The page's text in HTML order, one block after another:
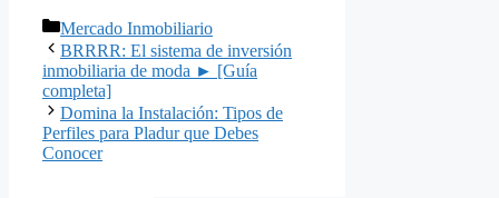
Categorías
Mercado Inmobiliario
BRRRR: El sistema de inversión
inmobiliaria de moda ► [Guía
completa]
Domina la Instalación: Tipos de
Perfiles para Pladur que Debes
Conocer